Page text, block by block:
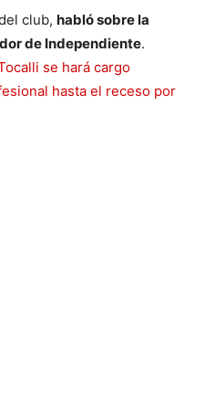
club, habló sobre la
de Independiente.
se hará cargo
hasta el receso por